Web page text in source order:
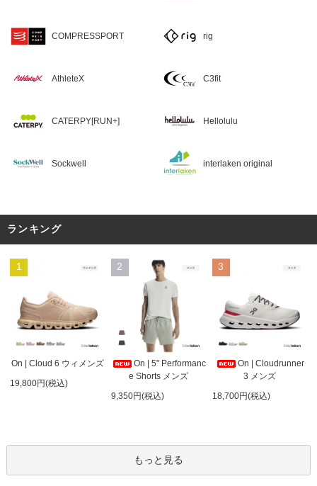
COMPRESSPORT rig
AthleteX C3fit
CATERPY[RUN+] Hellolulu
Sockwell interlaken original
ランキング
1
On | Cloud 6 ウィメンズ
19,800円(税込)
2
On | 5" Performanc
e Shorts メンズ
9,350円(税込)
3
On | Cloudrunner
3 メンズ
18,700円(税込)
もっと見る